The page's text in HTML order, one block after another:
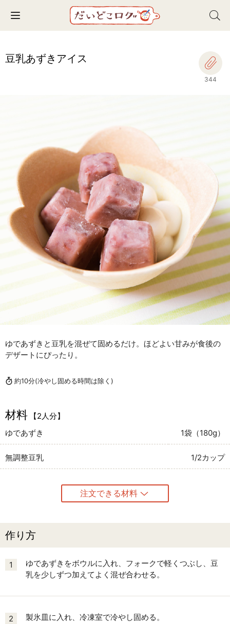
Toggle navigation
豆乳あずきアイス
344
ゆであずきと豆乳を混ぜて固めるだけ。ほどよい甘みが食後の
デザートにぴったり。
約10分(冷やし固める時間は除く)
材料
【2人分】
ゆであずき
1袋（180g）
無調整豆乳 1/2カップ
注文できる材料
作り方
1
ゆであずきをボウルに入れ、フォークで軽くつぶし、豆
乳を少しずつ加えてよく混ぜ合わせる。
2 製氷皿に入れ、冷凍室で冷やし固める。